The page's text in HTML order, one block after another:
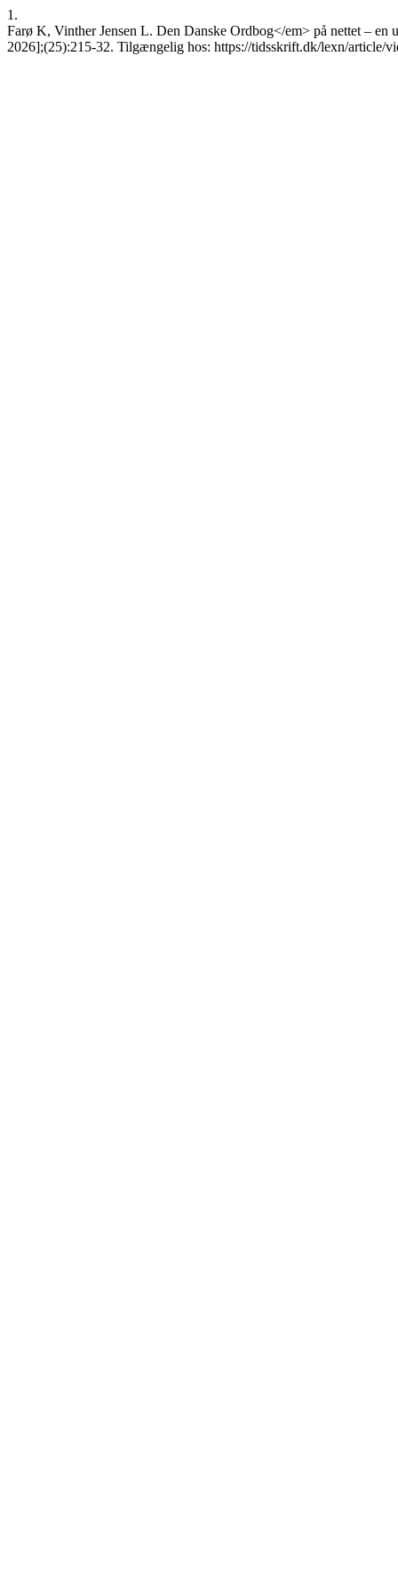
1.
Farø K, Vinther Jensen L. Den Danske Ordbog</em> på nettet –
2026];(25):215-32. Tilgængelig hos: https://tidsskrift.dk/lexn/article/